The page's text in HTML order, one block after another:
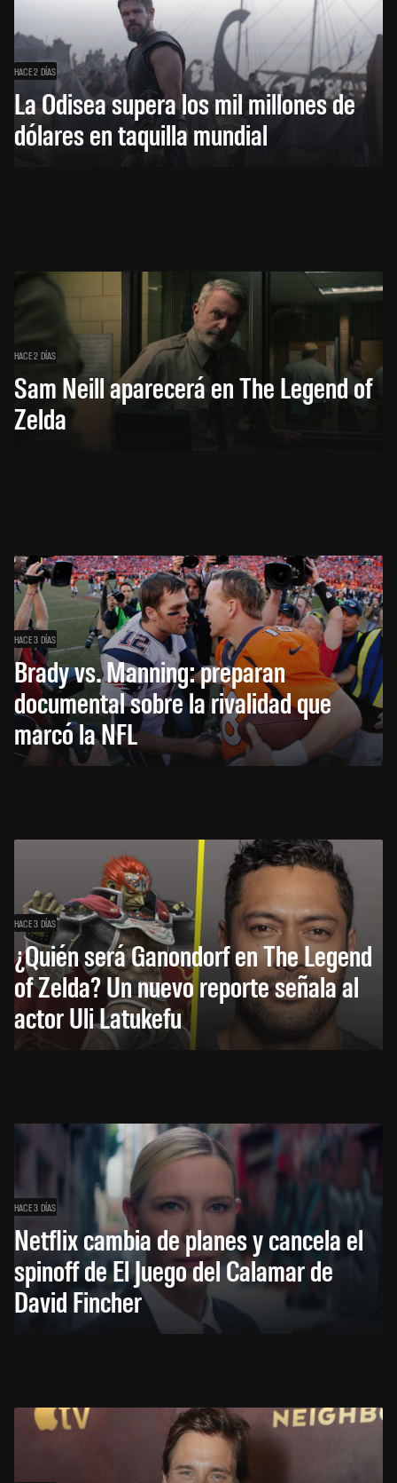
HACE 2 DÍAS
La Odisea supera los mil millones de
dólares en taquilla mundial
HACE 2 DÍAS
Sam Neill aparecerá en The Legend of
Zelda
HACE 3 DÍAS
Brady vs. Manning: preparan
documental sobre la rivalidad que
marcó la NFL
HACE 3 DÍAS
¿Quién será Ganondorf en The Legend
of Zelda? Un nuevo reporte señala al
actor Uli Latukefu
HACE 3 DÍAS
Netflix cambia de planes y cancela el
spinoff de El Juego del Calamar de
David Fincher